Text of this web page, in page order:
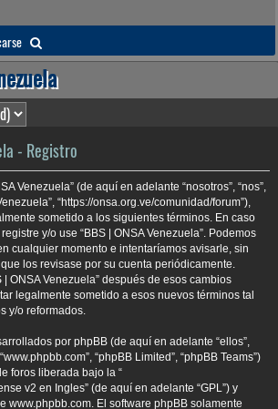
u
s
a
r
- Registro
Venezuela” (de aquí en adelante “nosotros”, “nos”,
“https://onsa.org.ve/comunidad/forum”),
sometido a los siguientes términos. En caso
y/o use “BBS | ONSA Venezuela”. Podemos
cualquier momento e intentaríamos avisarle, sin
los revisase por su cuenta periódicamente.
| ONSA Venezuela” después de esos cambios
legalmente sometido a esos nuevos términos tal
y/o reformados.
por phpBB (de aquí en adelante “ellos”,
“phpBB Limited”, “phpBB Teams”)
foros liberada bajo la “
v2 en Ingles” (de aquí en adelante “GPL”) y
www.phpbb.com. El software phpBB solamente